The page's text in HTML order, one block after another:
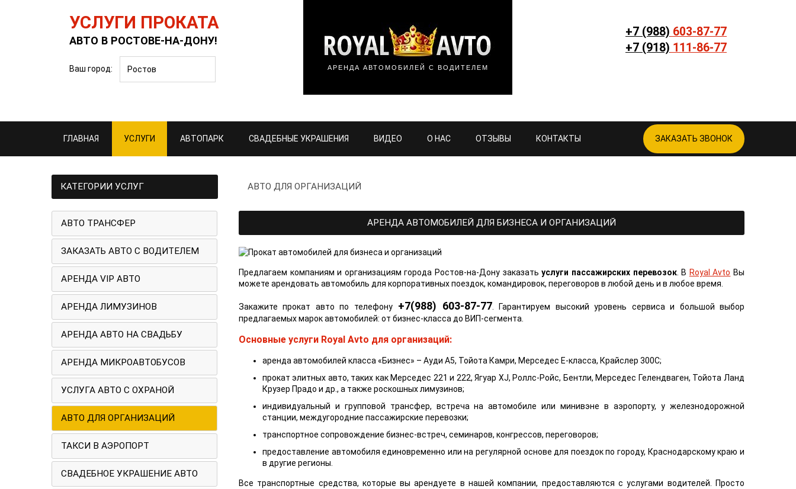
АРЕНДА АВТОМОБИЛЕЙ С ВОДИТЕЛЕМ
УСЛУГИ ПРОКАТА
АВТО В РОСТОВЕ-НА-ДОНУ!
Ваш город: Ростов
+7 (988) 603-87-77
+7 (918) 111-86-77
ГЛАВНАЯ УСЛУГИ АВТОПАРК СВАДЕБНЫЕ УКРАШЕНИЯ ВИДЕО О НАС ОТЗЫВЫ КОНТАКТЫ ЗАКАЗАТЬ ЗВОНОК
АВТО ДЛЯ ОРГАНИЗАЦИЙ
АРЕНДА АВТОМОБИЛЕЙ ДЛЯ БИЗНЕСА И ОРГАНИЗАЦИЙ
Предлагаем компаниям и организациям города Ростов-на-Дону заказатьуслуги пассажирских перевозок. В Royal Avto Вы
можете арендовать автомобиль для корпоративных поездок, командировок, переговоров в любой день и в любое время.
Закажите прокат авто по телефону+7(988) 603-87-77. Гарантируем высокий уровень сервиса и большой выбор
предлагаемых марок автомобилей: от бизнес-класса до ВИП-сегмента.
Основные услуги Royal Avto для организаций:
аренда автомобилей класса «Бизнес» – Ауди A5, Тойота Камри, Мерседес E-класса, Крайслер 300С;
прокат элитных авто, таких как Мерседес 221 и 222, Ягуар XJ, Роллс-Ройс, Бентли, Мерседес Гелендваген, Тойота Ланд
Крузер Прадо и др., а также роскошных лимузинов;
индивидуальный и групповой трансфер, встреча на автомобиле или минивэне в аэропорту, у железнодорожной
станции, междугородние пассажирские перевозки;
транспортное сопровождение бизнес-встреч, семинаров, конгрессов, переговоров;
предоставление автомобиля единовременно или на регулярной основе для поездок по городу, Краснодарскому краю и
в другие регионы.
Все транспортные средства, которые вы арендуете в нашей компании, предоставляются с услугами водителей. Просто
КАТЕГОРИИ УСЛУГ
АВТО ТРАНСФЕР
ЗАКАЗАТЬ АВТО С ВОДИТЕЛЕМ
АРЕНДА VIP АВТО
АРЕНДА ЛИМУЗИНОВ
АРЕНДА АВТО НА СВАДЬБУ
АРЕНДА МИКРОАВТОБУСОВ
УСЛУГА АВТО С ОХРАНОЙ
АВТО ДЛЯ ОРГАНИЗАЦИЙ
ТАКСИ В АЭРОПОРТ
СВАДЕБНОЕ УКРАШЕНИЕ АВТО